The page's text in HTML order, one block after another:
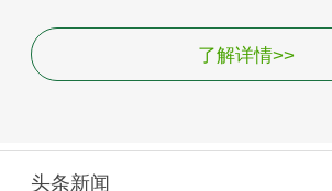
了解详情>>
头条新闻